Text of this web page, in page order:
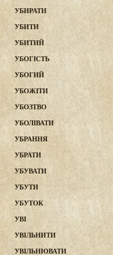
УБИРАТИ
УБИТИ
УБИТИЙ
УБОГІСТЬ
УБОГИЙ
УБОЖІТИ
УБОЗТВО
УБОЛІВАТИ
УБРАННЯ
УБРАТИ
УБУВАТИ
УБУТИ
УБУТОК
УВІ
УВІЛЬНИТИ
УВІЛЬНЮВАТИ